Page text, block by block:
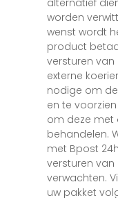
worden
wenst wordt
product
versturen
externe
nodige om
en te
om deze met
behandelen.
met Bpost
versturen
verwachten.
uw pakket